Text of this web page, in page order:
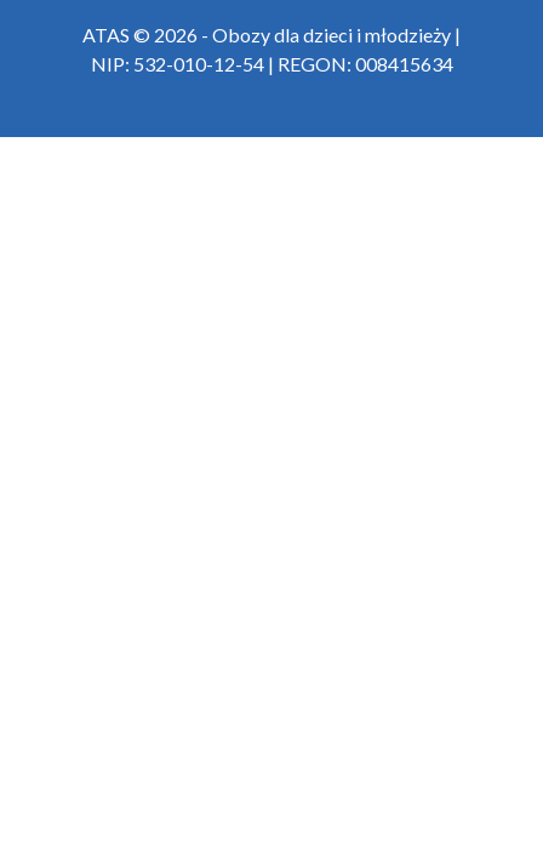
ATAS © 2026 - Obozy dla dzieci i młodzieży |
NIP: 532-010-12-54 | REGON: 008415634